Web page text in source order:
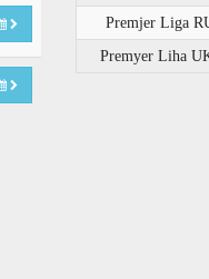
Premjer Liga
Premyer Liha